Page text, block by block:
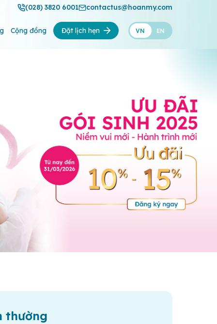
(028) 3820 6001 contactus@hoanmy.com
Cộng đồng Đặt lịch hẹn VN EN
thường